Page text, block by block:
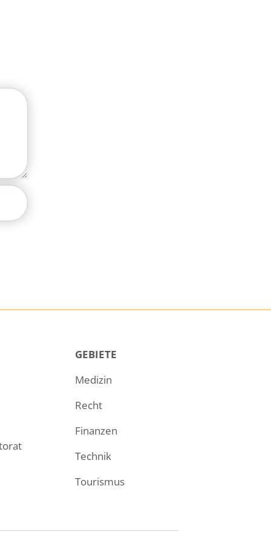
GEBIETE
Medizin
Recht
Finanzen
Technik
Tourismus